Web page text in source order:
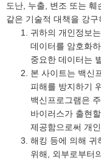
도난, 누출, 변조 또는
같은 기술적 대책을 강구
귀하의 개인정보
데이터를 암호화
중요한 데이터는
본 사이트는 백신
피해를 방지하기
백신프로그램은
바이러스가 출현
제공함으로써 개
해킹 등에 의해 귀
위해, 외부로부터